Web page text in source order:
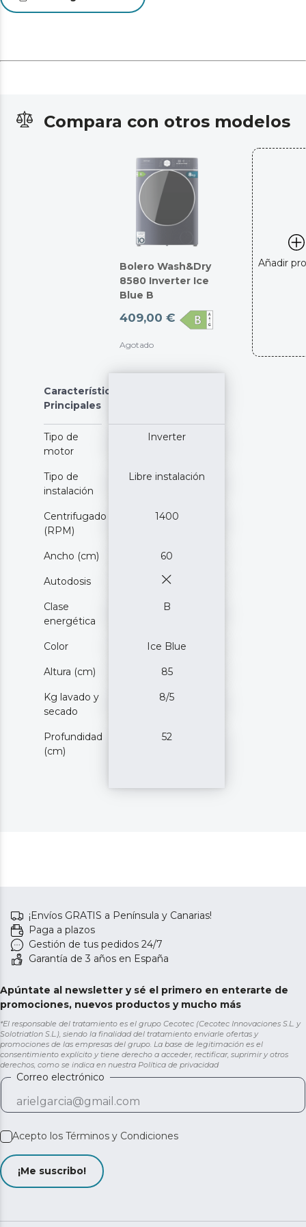
Compara con otros modelos
Bolero Wash&Dry
8580 Inverter Ice
Blue B
409,00 €
Agotado
Añadir
Características
Principales
Tipo de
motor
Inverter
Tipo de
instalación
Libre instalación
Centrifugado
(RPM)
1400
Ancho (cm) 60
Autodosis
Clase
energética
B
Color Ice Blue
Altura (cm) 85
Kg lavado y
secado
8/5
Profundidad
(cm)
52
¡Envíos GRATIS a Península y Canarias!
Paga a plazos
Gestión de tus pedidos 24/7
Garantía de 3 años en España
Apúntate al newsletter y sé el primero en enterarte de
promociones, nuevos productos y mucho más
*El responsable del tratamiento es el grupo Cecotec (Cecotec Innovaciones S.L. y
Solotriatlon S.L.), siendo la finalidad del tratamiento enviarle ofertas y
promociones de las empresas del grupo. La base de legitimación es el
consentimiento explícito y tiene derecho a acceder, rectificar, suprimir y otros
derechos, como se indica en nuestra Política de privacidad
Correo electrónico
Acepto los Términos y Condiciones
¡Me suscribo!